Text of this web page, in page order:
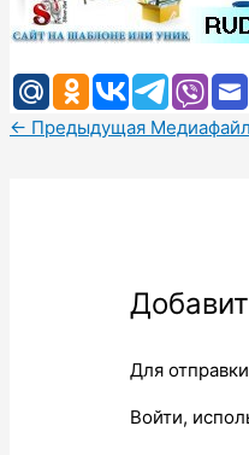
← Предыдущая
Для
Войти,